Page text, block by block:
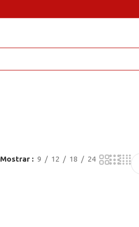
Mostrar 9 12 18 24